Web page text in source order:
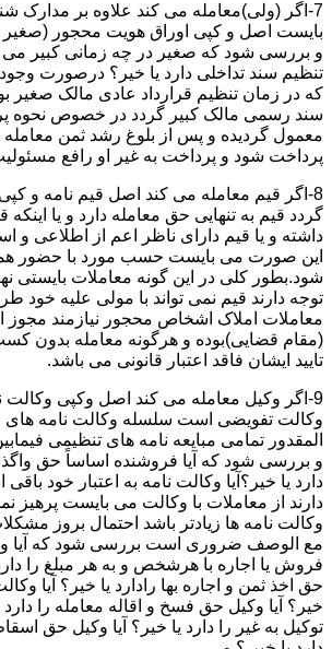
7-اگر (ولی)معامله می کند علاوه بر مدارک
بایست اصل و کپی اوراق هویت محجور (صغیر
و بررسی شود که صغیر در چه زمانی کبیر می
تنظیم سند تداخلی دارد یا خیر؟ درصورت
که در زمان تنظیم قرارداد عادی مالک صغیر
سند رسمی مالک کبیر گردد در خصوص نحوه
معمول گردیده و پس از بلوغ رشد ثمن
پرداخت شود و پرداخت به غیر او رافع
8-اگر قیم معامله می کند اصل قیم نامه و
گردد قیم به تنهایی حق معامله دارد و یا
داشته و یا قیم دارای ناظر اعم از اطلاعی و
این صورت می بایست حسب مورد با حضور همه
شود.بطور کلی در این گونه معاملات بایستی
توجه دارند قیم نمی تواند با مولی علیه خود
معاملات املاک اشخاص محجور نیازمند مجوز
(مقام قضایی)بوده و هرگونه معامله بدون
تایید ایشان فاقد اعتبار قانونی می باشد.
9-اگر وکیل معامله می کند اصل وکپی وکالت
وکالت تفویضی است سلسله وکالت نامه های
المقدور تمامی مبایعه نامه های تنظیمی
و بررسی شود که آیا فروشنده اساساً حق
دارد یا خیر؟آیا وکالت نامه به اعتبار خود
دارند از معاملات با وکالت می بایست پرهیز
وکالت نامه ها زیادتر باشد احتمال بروز
مع الوصف ضروری است بررسی شود که آیا
فروش یا اجاره با هرشخص و به هر مبلغ را دارد
حق اخذ ثمن و اجاره بها رادارد یا خیر؟ آیا
خیر؟ آیا وکیل حق فسخ و اقاله معامله را
توکیل به غیر را دارد یا خیر؟ آیا وکیل حق